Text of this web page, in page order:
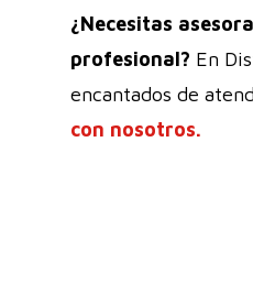
¿Necesitas
profesional? En
encantados de
con nosotros.